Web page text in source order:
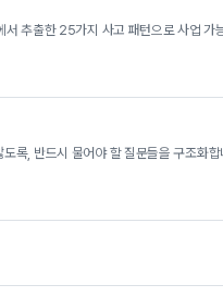
추출한 25가지 사고 패턴으로 사업 가
록, 반드시 물어야 할 질문들을 구조화합